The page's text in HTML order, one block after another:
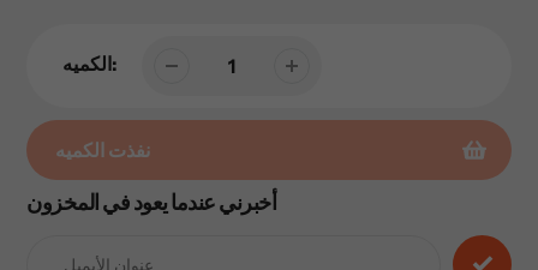
الكميه:
نفذت الكميه
إضافة
أخبرني عندما يعود في المخزون